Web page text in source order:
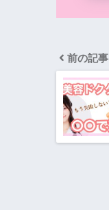
前の記事